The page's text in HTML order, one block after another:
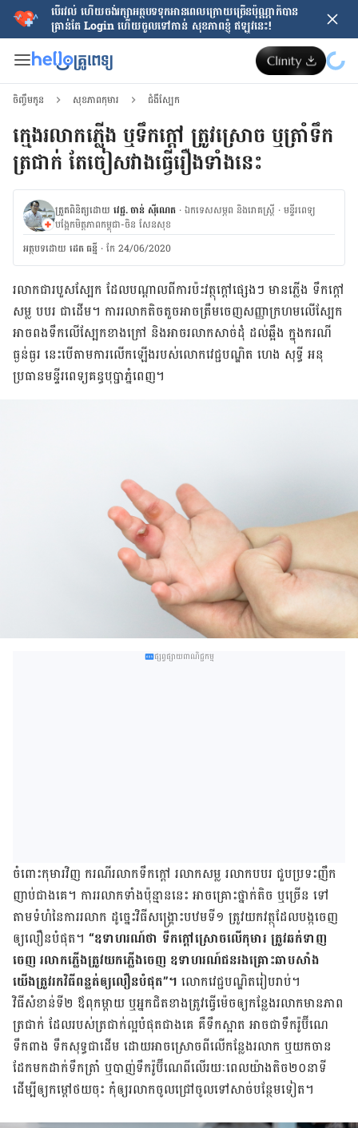
បើរវល់ ហើយចង់​រក្សាអត្ថបទទុកអានពេលក្រោយ​ច្រើនប៉ុណ្ណាក៏បាន
គ្រាន់តែ​ Login ហើយចូលទៅកាន់ សុខភាពខ្ញុំ ឥឡូវនេះ!
ចិញ្ចឹមកូន សុខភាពកុមារ ជំងឺស្បែក
ក្មេងរលាកភ្លើង ឬទឹកក្តៅ ត្រូវស្រោច ឬត្រាំទឹក
ត្រជាក់ តែចៀសវាងធ្វើរឿងទាំងនេះ
ត្រួតពិនិត្យដោយ វេជ្ជ. ចាន់ ស៊ីណេត ·ឯកទេសសម្ភព និងរោគស្ត្រី ·ម​ន្ទីរពេទ្យ
បង្អែកមិត្តភាពកម្ពុជា-ចិន សែនសុខ
អត្ថបទ​ដោយ ដេត ធន្នី ·កែ 24/06/2020
រលាក​ជា​របួស​ស្បែក ដែល​បណ្តាល​ពី​ការ​ប៉ះ​វត្ថុ​ក្តៅ​ផ្សេងៗ មាន​ភ្លើង ទឹកក្តៅ
សម្ល បបរ ជាដើម។ ការ​រលាក​តិចតួច​អាច​ត្រឹម​ចេញ​សញ្ញា​ក្រហម​លើ​ស្បែក
អាច​ពងទឹក​លើ​ស្បែក​ខាង​ក្រៅ និង​អាច​រលាក​សាច់ដុំ ដល់​ឆ្អឹង ក្នុង​ករណី​
ធ្ងន់ធ្ងរ នេះ​បើ​តាម​ការ​លើក​ឡើង​របស់​លោក​វេជ្ជបណ្ឌិត ហេង សុទ្ធី អនុ​
ប្រធាន​មន្ទីរពេទ្យ​គន្ធបុប្ជា​ភ្នំពេញ។
ផ្សព្វផ្សាយពាណិជ្ជកម្ម
ចំពោះ​កុមារ​វិញ ករណី​រលាក​ទឹក​ក្តៅ រលាក​សម្ល រលាក​បបរ ជួប​ប្រទះ​ញឹក
ញាប់​ជាង​គេ។ ការ​រលាក​ទាំង​ប៉ុន្មាន​នេះ អាច​គ្រោះថ្នាក់​តិច ឬ​ច្រើន ទៅ​
តាម​ទំហំ​នៃ​ការ​រលាក ដូច្នេះ​វិធី​សង្គ្រោះ​បឋមទី១ ត្រូវ​យក​វត្ថុ​ដែល​បង្ក​ចេញ​
ឲ្យ​លឿន​បំផុត។ “ឧទាហរណ៍​ថា ទឹក​ក្តៅ​ស្រោច​លើ​កុមារ ត្រូវ​ឆក់​ទាញ​
ចេញ រលាក​ភ្លើង​ត្រូវ​យក​ភ្លើង​ចេញ ឧទាហរណ៍​​ជន​រងគ្រោះ​ឆាប​សាំង
យើង​ត្រូវ​រក​វិធី​ពន្លត់​ឲ្យ​លឿន​បំផុត”។ លោកវេជ្ជបណ្ឌិតរៀបរាប់។
វិធី​សំខាន់​​ទី២ ឪពុក​ម្តាយ ឬ​អ្នក​ជិតខាង​ត្រូវ​ធ្វើ​ម៉េច​ឲ្យ​កន្លែង​រលាក​មាន​ភាព​
ត្រជាក់ ដែល​របស់​ត្រជាក់​ល្អ​បំផុត​ជាង​គេ គឺ​ទឹក​ស្អាត អាច​ជា​ទឹក​រ៉ូប៊ីណេ
ទឹក​ពាង ទឹក​សុទ្ធ​ជាដើម ដោយ​អាច​ស្រោច​ពី​លើ​កន្លែង​រលាក ឬ​យក​ចាន​
ដែក​មក​ដាក់​ទឹក​ត្រាំ ឬ​បាញ់​ទឹក​រ៉ូប៊ីណេ​ពី​លើ​រយៈពេល​យ៉ាង​តិច២០នាទី
ដើម្បី​ឲ្យ​កម្តៅ​ថយ​ចុះ កុំ​ឲ្យ​រលាក​​ចូល​ជ្រៅ​ចូល​​ទៅ​សាច់​បន្ថែម​​ទៀត។